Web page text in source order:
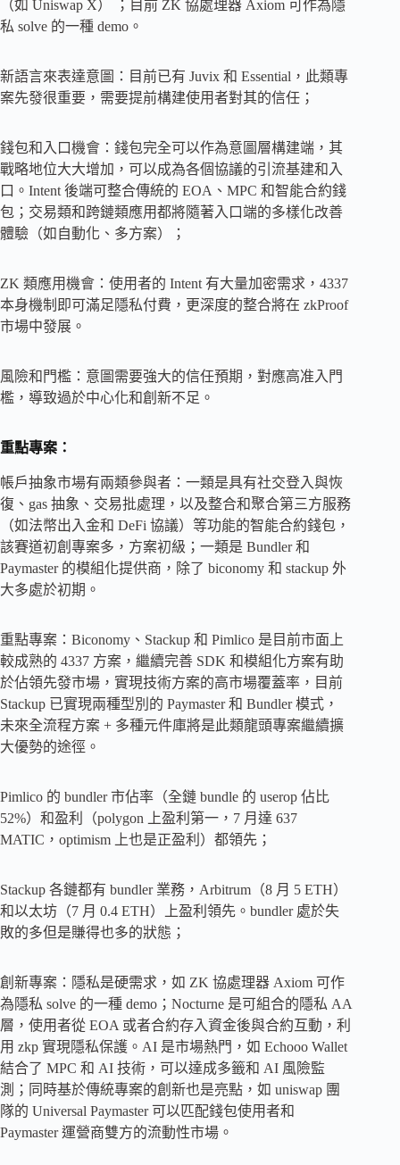
（如 Uniswap X） ；目前 ZK 協處理器 Axiom 可作為隱
私 solve 的一種 demo。
新語言來表達意圖：目前已有 Juvix 和 Essential，此類專
案先發很重要，需要提前構建使用者對其的信任；
錢包和入口機會：錢包完全可以作為意圖層構建端，其
戰略地位大大增加，可以成為各個協議的引流基建和入
口。Intent 後端可整合傳統的 EOA、MPC 和智能合約錢
包；交易類和跨鏈類應用都將隨著入口端的多樣化改善
體驗（如自動化、多方案）；
ZK 類應用機會：使用者的 Intent 有大量加密需求，4337
本身機制即可滿足隱私付費，更深度的整合將在 zkProof
市場中發展。
風險和門檻：意圖需要強大的信任預期，對應高准入門
檻，導致過於中心化和創新不足。
重點專案：
帳戶抽象市場有兩類參與者：一類是具有社交登入與恢
復、gas 抽象、交易批處理，以及整合和聚合第三方服務
（如法幣出入金和 DeFi 協議）等功能的智能合約錢包，
該賽道初創專案多，方案初級；一類是 Bundler 和
Paymaster 的模組化提供商，除了 biconomy 和 stackup 外
大多處於初期。
重點專案：Biconomy、Stackup 和 Pimlico 是目前市面上
較成熟的 4337 方案，繼續完善 SDK 和模組化方案有助
於佔領先發市場，實現技術方案的高市場覆蓋率，目前
Stackup 已實現兩種型別的 Paymaster 和 Bundler 模式，
未來全流程方案 + 多種元件庫將是此類龍頭專案繼續擴
大優勢的途徑。
Pimlico 的 bundler 市佔率（全鏈 bundle 的 userop 佔比
52%）和盈利（polygon 上盈利第一，7 月達 637
MATIC，optimism 上也是正盈利）都領先；
Stackup 各鏈都有 bundler 業務，Arbitrum（8 月 5 ETH）
和以太坊（7 月 0.4 ETH）上盈利領先。bundler 處於失
敗的多但是賺得也多的狀態；
創新專案：隱私是硬需求，如 ZK 協處理器 Axiom 可作
為隱私 solve 的一種 demo；Nocturne 是可組合的隱私 AA
層，使用者從 EOA 或者合約存入資金後與合約互動，利
用 zkp 實現隱私保護。AI 是市場熱門，如 Echooo Wallet
結合了 MPC 和 AI 技術，可以達成多籤和 AI 風險監
測；同時基於傳統專案的創新也是亮點，如 uniswap 團
隊的 Universal Paymaster 可以匹配錢包使用者和
Paymaster 運營商雙方的流動性市場。